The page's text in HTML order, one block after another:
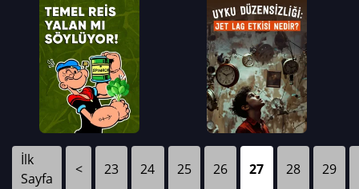
İlk
Sayfa
< 23 24 25 26 27 28 29